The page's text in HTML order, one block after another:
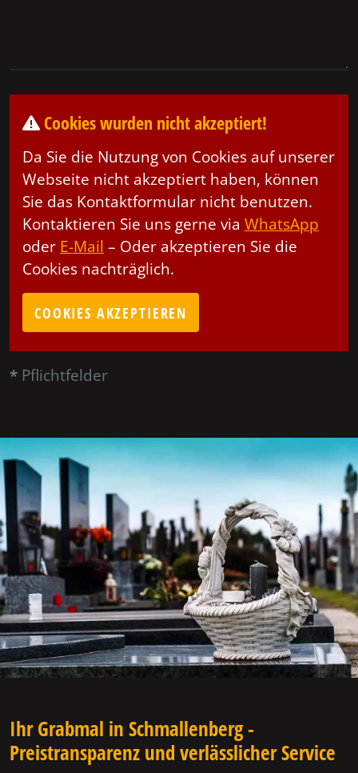
Cookies wurden nicht akzeptiert!
Da Sie die Nutzung von Cookies auf unserer
Webseite nicht akzeptiert haben, können
Sie das Kontaktformular nicht benutzen.
Kontaktieren Sie uns gerne via WhatsApp
oder E-Mail – Oder akzeptieren Sie die
Cookies nachträglich.
COOKIES AKZEPTIEREN
* Pflichtfelder
Ihr Grabmal in Schmallenberg -
Preistransparenz und verlässlicher Service